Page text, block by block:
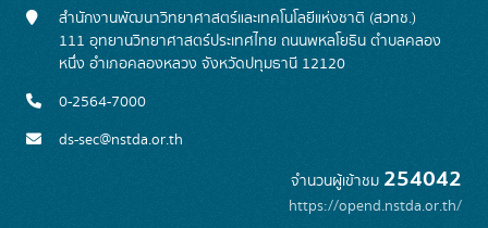
สำนักงานพัฒนาวิทยาศาสตร์และเทคโนโลยีแห่งชาติ (สวทช.)
111 อุทยานวิทยาศาสตร์ประเทศไทย ถนนพหลโยธิน ตำบลคลอง
หนึ่ง อำเภอคลองหลวง จังหวัดปทุมธานี 12120
0-2564-7000
ds-sec@nstda.or.th
จำนวนผู้เข้าชม 254042
https://opend.nstda.or.th/